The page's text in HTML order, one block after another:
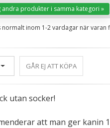
andra produkter i samma kategori »
inom 1-2 vardagar när varan
GÅR EJ ATT KÖPA
utan socker!
att man ger kanin